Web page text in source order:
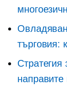
търговия:
Стратегия